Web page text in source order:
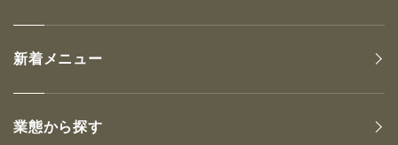
新着メニュー
業態から探す